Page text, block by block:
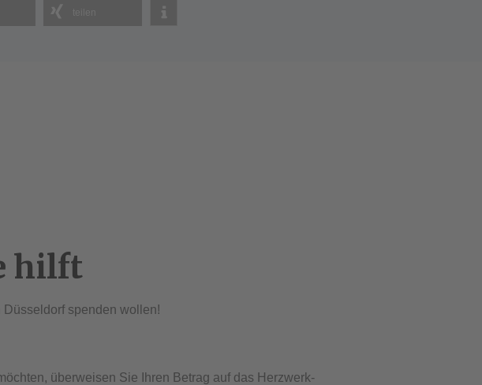
hilft
spenden wollen!
überweisen Sie Ihren Betrag auf das Herzwerk-